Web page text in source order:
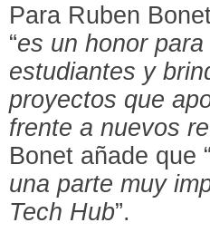
Para Ruben
“es un honor
estudiantes y
proyectos que
frente a nuevos
Bonet añade que
una parte muy
Tech Hub”.